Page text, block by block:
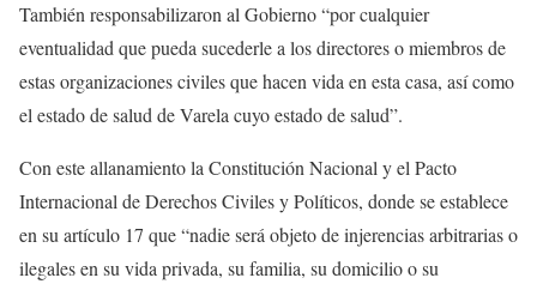
También responsabilizaron al Gobierno “por cualquier
eventualidad que pueda sucederle a los directores o miembros de
estas organizaciones civiles que hacen vida en esta casa, así como
el estado de salud de Varela cuyo estado de salud”.
Con este allanamiento la Constitución Nacional y el Pacto
Internacional de Derechos Civiles y Políticos, donde se establece
en su artículo 17 que “nadie será objeto de injerencias arbitrarias o
ilegales en su vida privada, su familia, su domicilio o su